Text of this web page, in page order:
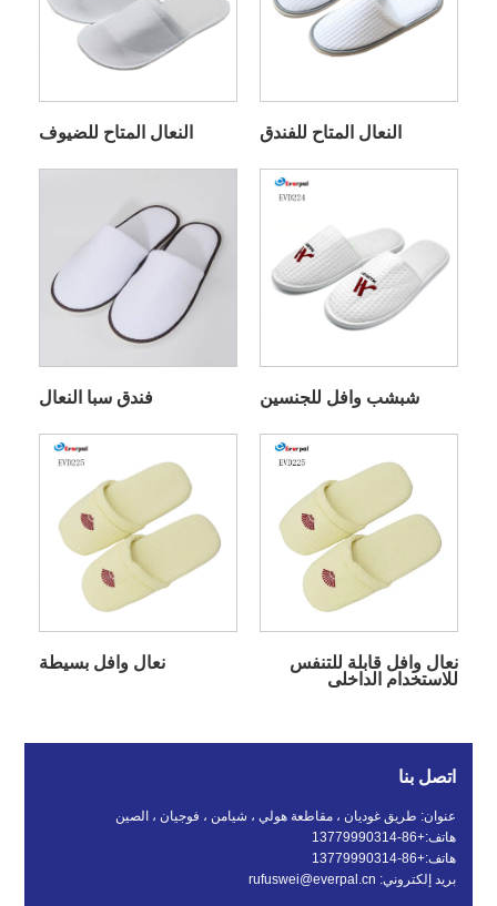
النعال المتاح للضيوف النعال المتاح للفندق
فندق سبا النعال شبشب وافل للجنسين
نعال وافل بسيطة
نعال وافل قابلة للتنفس
للاستخدام الداخلي
اتصل بنا
عنوان: طريق غوديان ، مقاطعة هولي ، شيامن ، فوجيان ، الصين
هاتف:+86-13779990314
هاتف:+86-13779990314
بريد إلكتروني: rufuswei@everpal.cn